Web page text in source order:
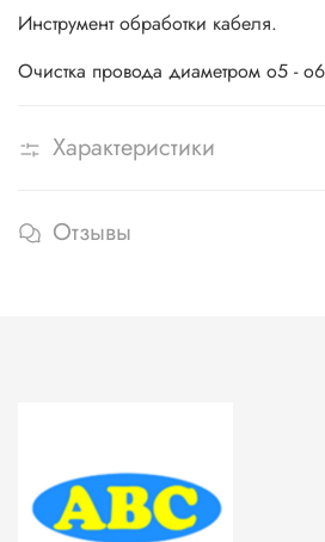
Инструмент обработки кабеля.
Очистка провода диаметром o5 -
Характеристики
Отзывы